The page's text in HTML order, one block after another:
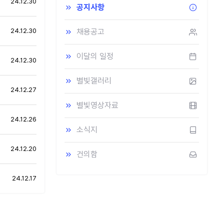
24.12.30
24.12.30
24.12.27
24.12.26
24.12.20
24.12.17
공지사항
채용공고
이달의 일정
별빛갤러리
별빛영상자료
소식지
건의함